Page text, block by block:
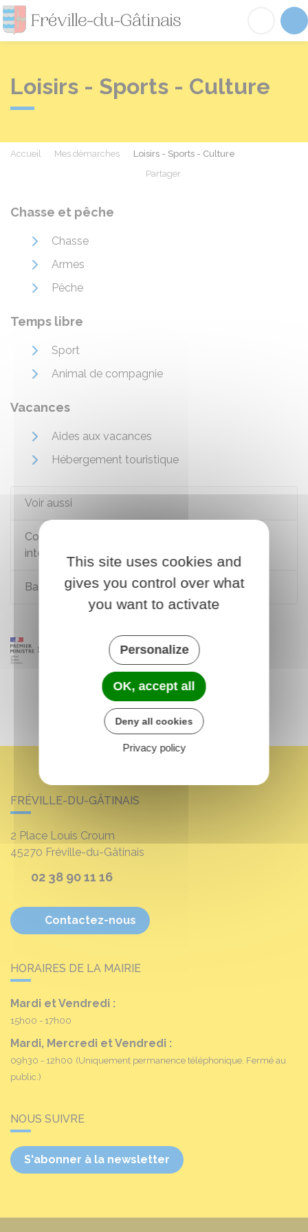
Fréville-du-
Loisirs - Sports - Culture
Accueil Mes démarches
Loisirs - Sports - Culture
Partager
Chasse et pêche
Chasse
Armes
Pêche
Temps libre
Sport
Animal de compagnie
Vacances
Aides aux vacances
Hébergement touristique
Voir aussi
Communications électroniques (téléphone,
internet, télévision)
Bafa et BAFD
FRÉVILLE-DU-GÂTINAIS
2 Place Louis Croum
45270 Fréville-du-Gâtinais
02 38 90 11 16
Contactez-nous
HORAIRES DE LA MAIRIE
Mardi et Vendredi :
15h00 - 17h00
Mardi, Mercredi et Vendredi :
09h30 - 12h00 (Uniquement permanence téléphonique. Fermé au
public.)
NOUS SUIVRE
S'abonner à la newsletter
This site uses cookies and
gives you control over what
you want to activate
Personalize
OK, accept all
Deny all cookies
Privacy policy